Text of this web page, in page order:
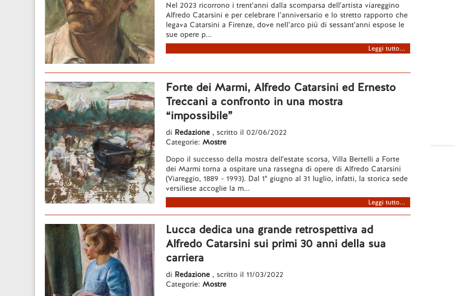
Nel 2023 ricorrono i trent'anni dalla scomparsa dell'artista viareggino
Alfredo Catarsini e per celebrare l’anniversario e lo stretto rapporto che
legava Catarsini a Firenze, dove nell’arco più di sessant'anni espose le
sue opere p...
Leggi tutto...
Forte dei Marmi, Alfredo Catarsini ed Ernesto
Treccani a confronto in una mostra
“impossibile”
di Redazione , scritto il 02/06/2022
Categorie: Mostre
Dopo il successo della mostra dell'estate scorsa, Villa Bertelli a Forte
dei Marmi torna a ospitare una rassegna di opere di Alfredo Catarsini
(Viareggio, 1889 - 1993). Dal 1° giugno al 31 luglio, infatti, la storica sede
versiliese accoglie la m...
Leggi tutto...
Lucca dedica una grande retrospettiva ad
Alfredo Catarsini sui primi 30 anni della sua
carriera
di Redazione , scritto il 11/03/2022
Categorie: Mostre